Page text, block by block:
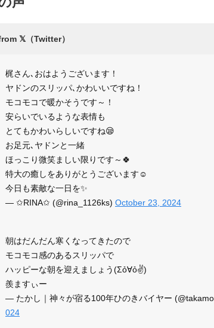
梶さん､おはようございます！
ヤドンのスリッパ､かわいいですね！
モコモコで暖かそうです～！
安らいでいるような表情も
とてもかわいらしいですね😪
お足元､ヤドンと一緒
ほっこり微笑ましい限りです～🍀
特大の癒しをありがとうございます☺️
今日も素敵な一日を✨️
— ✩RINA✩ (@rina_1126ks) October 23, 2024
朝はだんだん寒くなってきたので
モコモコ感のあるスリッパで
ハッピーな朝を迎えましょう(Σỏ∀ỏ✌)
羨ますぃー
— たかし｜神々が宿る100年ひのきバイヤー
024